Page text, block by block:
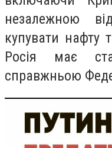
незалежною
купувати
Росія має
справжньою